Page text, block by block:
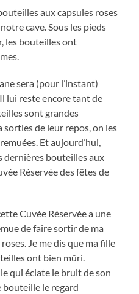
aux capsules roses
cave. Sous les pieds
les bouteilles ont
sera (pour l’instant)
lui reste encore tant de
sont grandes
sorties de leur repos, on les
Et aujourd’hui,
dernières bouteilles aux
Réservée des fêtes de
Cuvée Réservée a une
de faire sortir de ma
Je me dis que ma fille
ont bien mûri.
qui éclate le bruit de son
bouteille le regard